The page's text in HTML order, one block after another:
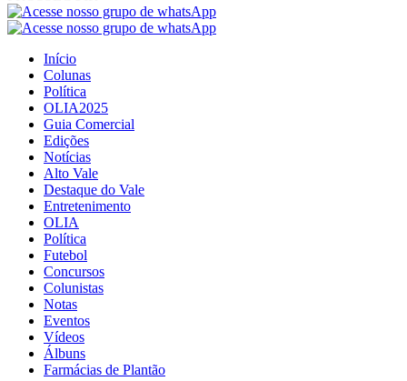
Início
Colunas
Política
OLIA2025
Guia Comercial
Edições
Notícias
Alto Vale
Destaque do Vale
Entretenimento
OLIA
Política
Futebol
Concursos
Colunistas
Notas
Eventos
Vídeos
Álbuns
Farmácias de Plantão